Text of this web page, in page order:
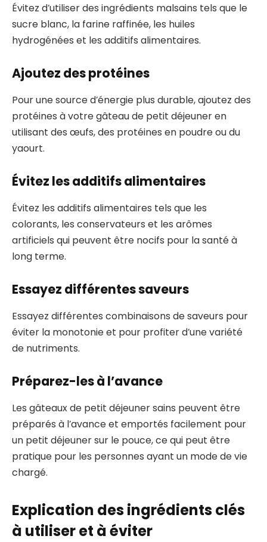
Évitez d’utiliser des ingrédients malsains tels que le
sucre blanc, la farine raffinée, les huiles
hydrogénées et les additifs alimentaires.
Ajoutez des protéines
Pour une source d’énergie plus durable, ajoutez des
protéines à votre gâteau de petit déjeuner en
utilisant des œufs, des protéines en poudre ou du
yaourt.
Évitez les additifs alimentaires
Évitez les additifs alimentaires tels que les
colorants, les conservateurs et les arômes
artificiels qui peuvent être nocifs pour la santé à
long terme.
Essayez différentes saveurs
Essayez différentes combinaisons de saveurs pour
éviter la monotonie et pour profiter d’une variété
de nutriments.
Préparez-les à l’avance
Les gâteaux de petit déjeuner sains peuvent être
préparés à l’avance et emportés facilement pour
un petit déjeuner sur le pouce, ce qui peut être
pratique pour les personnes ayant un mode de vie
chargé.
Explication des ingrédients clés
à utiliser et à éviter